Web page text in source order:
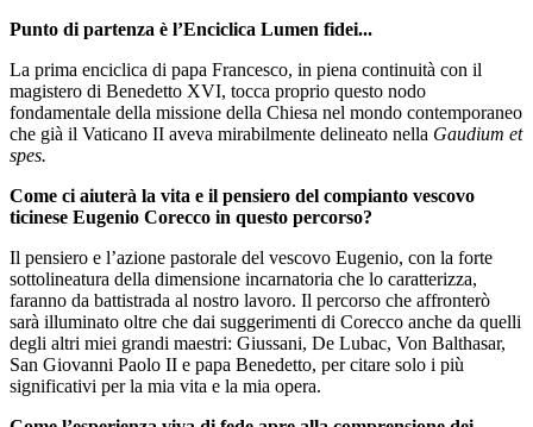
Punto di partenza è l’Enciclica Lumen fidei...
La prima enciclica di papa Francesco, in piena continuità con il
magistero di Benedetto XVI, tocca proprio questo nodo
fondamentale della missione della Chiesa nel mondo contemporaneo
che già il Vaticano II aveva mirabilmente delineato nella Gaudium et
spes.
Come ci aiuterà la vita e il pensiero del compianto vescovo
ticinese Eugenio Corecco in questo percorso?
Il pensiero e l’azione pastorale del vescovo Eugenio, con la forte
sottolineatura della dimensione incarnatoria che lo caratterizza,
faranno da battistrada al nostro lavoro. Il percorso che affronterò
sarà illuminato oltre che dai suggerimenti di Corecco anche da quelli
degli altri miei grandi maestri: Giussani, De Lubac, Von Balthasar,
San Giovanni Paolo II e papa Benedetto, per citare solo i più
significativi per la mia vita e la mia opera.